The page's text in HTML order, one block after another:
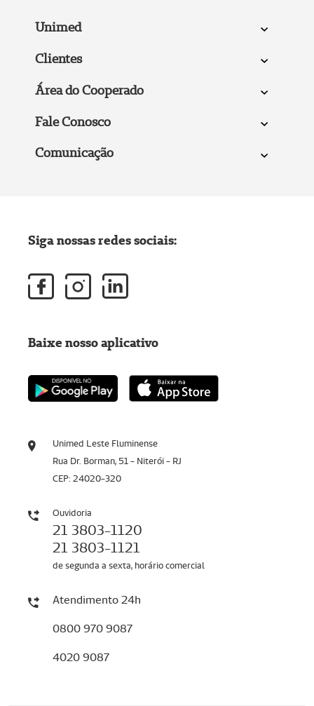
Unimed
Clientes
Área do Cooperado
Fale Conosco
Comunicação
Unimed Leste Fluminense
Rua Dr. Borman, 51 - Niterói - RJ
CEP: 24020-320
Ouvidoria
21 3803-1120
21 3803-1121
de segunda a sexta, horário comercial
Atendimento 24h
0800 970 9087
4020 9087
Siga nossas redes sociais:
Baixe nosso aplicativo